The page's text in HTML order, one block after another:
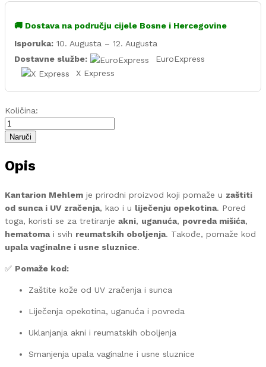
🚚 Dostava na području cijele Bosne i Hercegovine
Isporuka: 10. Augusta – 12. Augusta
Dostavne službe:
EuroExpress
X Express
KANTARION
MEHLEM
OD
SUNCA,
Količina:
Naruči
Opis
Kantarion Mehlem je prirodni proizvod koji pomaže u zaštiti
od sunca i UV zračenja, kao i u liječenju opekotina. Pored
toga, koristi se za tretiranje akni, uganuća, povreda mišića,
hematomai svih reumatskih oboljenja. Takođe, pomaže kod
upala vaginalne i usne sluznice.
✅ Pomaže kod:
Zaštite kože od UV zračenja i sunca
Liječenja opekotina, uganuća i povreda
Uklanjanja akni i reumatskih oboljenja
Smanjenja upala vaginalne i usne sluznice